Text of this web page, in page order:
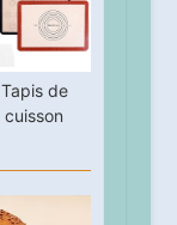
Tapis de
cuisson